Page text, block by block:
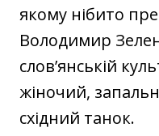
якому нібито
Володимир
слов’янській
жіночий,
східний танок.